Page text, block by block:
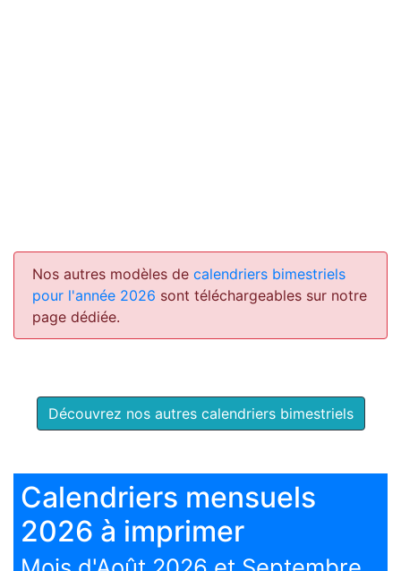
Nos autres modèles de calendriers bimestriels
pour l'année 2026 sont téléchargeables sur notre
page dédiée.
Découvrez nos autres calendriers bimestriels
Calendriers mensuels
2026 à imprimer